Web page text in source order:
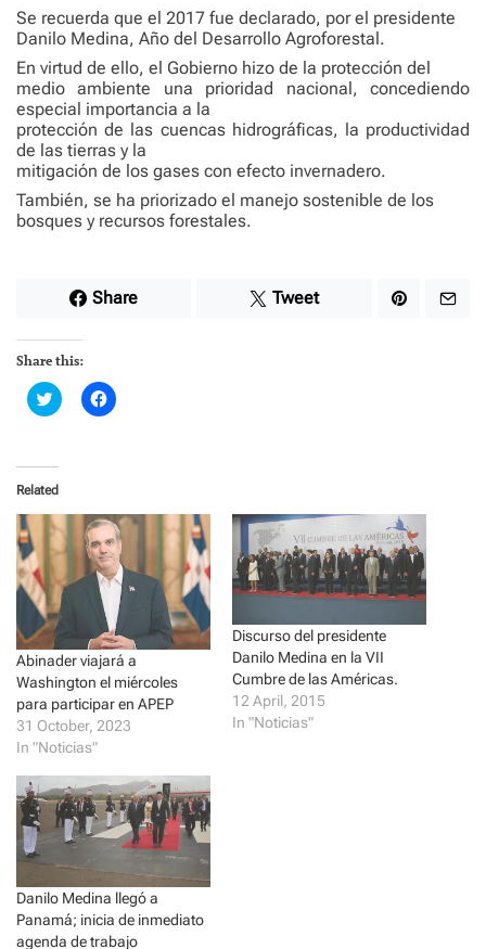
Se recuerda que el 2017 fue declarado, por el presidente
Danilo Medina, Año del Desarrollo Agroforestal.
En virtud de ello, el Gobierno hizo de la protección del
medio ambiente una prioridad nacional, concediendo
especial importancia a la
protección de las cuencas hidrográficas, la productividad
de las tierras y la
mitigación de los gases con efecto invernadero.
También, se ha priorizado el manejo sostenible de los
bosques y recursos forestales.
Share Tweet
Share this:
C
l
t
o
s
a
r
e
n
T
w
i
t
t
e
r
(
O
p
e
n
i
n
n
e
w
i
d
o
w
)
C
l
a
r
e
o
n
F
e
b
o
o
k
(
O
p
s
i
n
n
e
w
w
i
n
d
o
w
Related
Abinader viajará a
Washington el miércoles
para participar en APEP
31 October, 2023
In "Noticias"
Discurso del presidente
Danilo Medina en la VII
Cumbre de las Américas.
12 April, 2015
In "Noticias"
Danilo Medina llegó a
Panamá; inicia de inmediato
agenda de trabajo